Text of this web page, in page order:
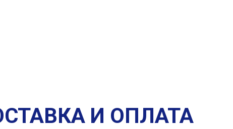
И ОПЛАТА